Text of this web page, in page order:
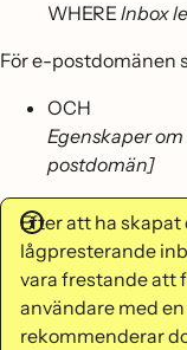
WHERE Inbox
För e-postdomänen
OCH
Egenskaper
postdomän]
Efter att ha
lågpresterande
vara frestande att
användare med
rekommenderar